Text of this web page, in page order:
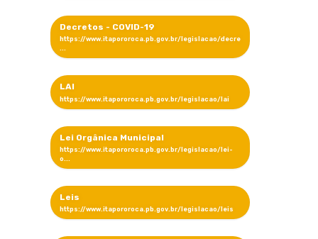
Decretos - COVID-19
LAI
Lei Orgânica Municipal
Leis